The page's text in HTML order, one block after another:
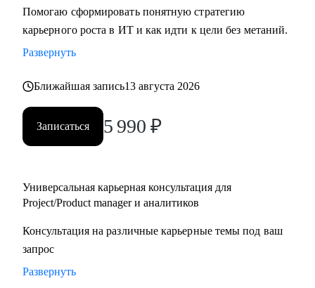
Помогаю сформировать понятную стратегию
карьерного роста в ИТ и как идти к цели без метаний.
Развернуть
Ближайшая запись13 августа 2026
Записаться 5 990 ₽
Универсальная карьерная консультация для
Project/Product manager и аналитиков
Консультация на различные карьерные темы под ваш
запрос
Развернуть